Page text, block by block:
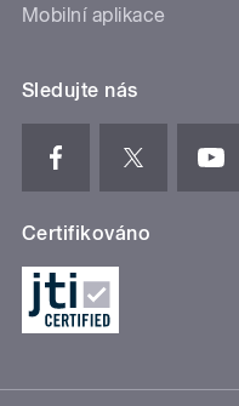
Mobilní aplikace
Sledujte nás
Certifikováno